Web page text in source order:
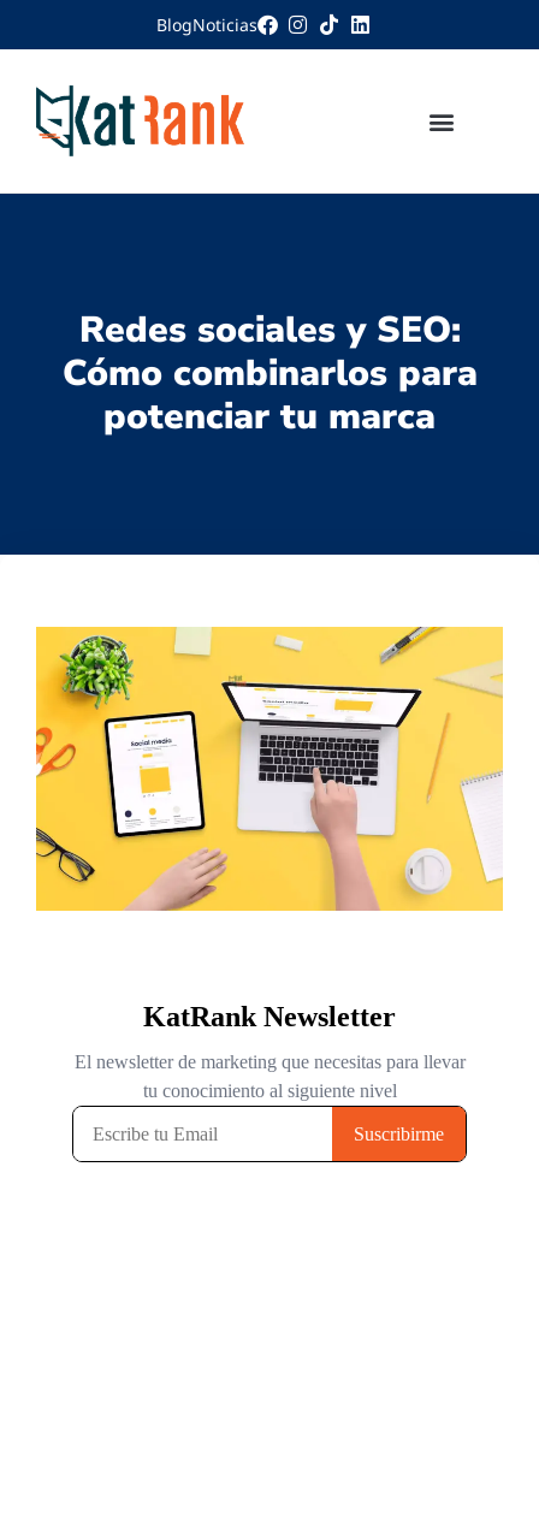
BlogNoticias
Redes sociales y SEO:
Cómo combinarlos para
potenciar tu marca